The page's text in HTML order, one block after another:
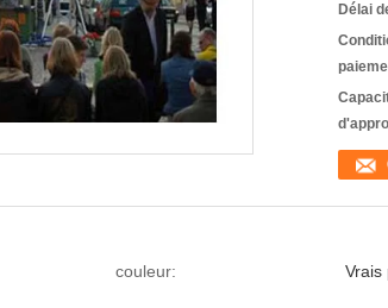
Délai
couleur: Vrais